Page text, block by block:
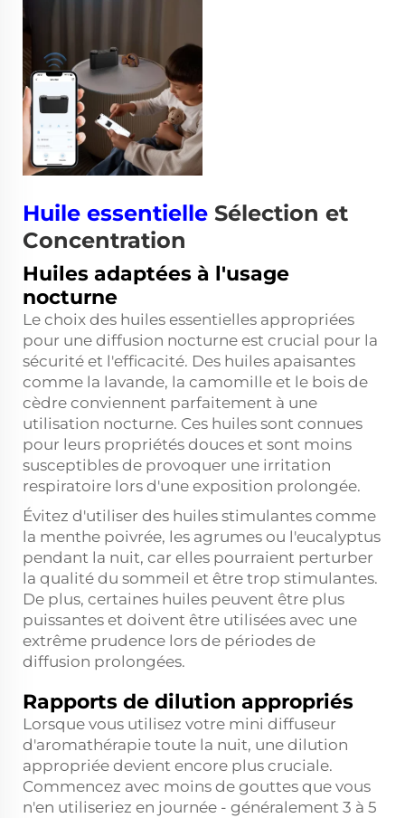
Huile essentielle Sélection et
Concentration
Huiles adaptées à l'usage
nocturne
Le choix des huiles essentielles appropriées
pour une diffusion nocturne est crucial pour la
sécurité et l'efficacité. Des huiles apaisantes
comme la lavande, la camomille et le bois de
cèdre conviennent parfaitement à une
utilisation nocturne. Ces huiles sont connues
pour leurs propriétés douces et sont moins
susceptibles de provoquer une irritation
respiratoire lors d'une exposition prolongée.
Évitez d'utiliser des huiles stimulantes comme
la menthe poivrée, les agrumes ou l'eucalyptus
pendant la nuit, car elles pourraient perturber
la qualité du sommeil et être trop stimulantes.
De plus, certaines huiles peuvent être plus
puissantes et doivent être utilisées avec une
extrême prudence lors de périodes de
diffusion prolongées.
Rapports de dilution appropriés
Lorsque vous utilisez votre mini diffuseur
d'aromathérapie toute la nuit, une dilution
appropriée devient encore plus cruciale.
Commencez avec moins de gouttes que vous
n'en utiliseriez en journée - généralement 3 à 5